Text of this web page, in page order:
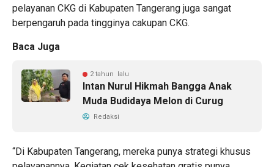
pelayanan CKG di Kabupaten Tangerang juga sangat
berpengaruh pada tingginya cakupan CKG.
Baca Juga
2 tahun lalu
Intan Nurul Hikmah Bangga Anak
Muda Budidaya Melon di Curug
Redaksi
“Di Kabupaten Tangerang, mereka punya strategi khusus